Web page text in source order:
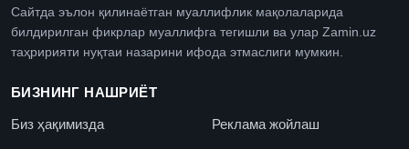
Сайтда эълон қилинаётган муаллифлик мақолаларида
билдирилган фикрлар муаллифга тегишли ва улар Zamin.uz
таҳририяти нуқтаи назарини ифода этмаслиги мумкин.
БИЗНИНГ НАШРИЁТ
Биз ҳақимизда
Реклама жойлаш